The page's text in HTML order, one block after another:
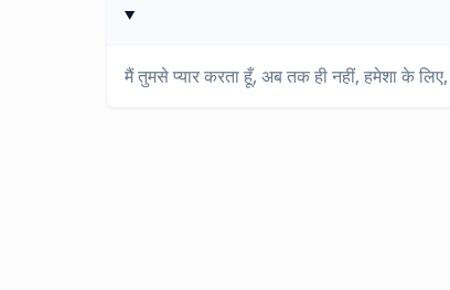
मैं तुमसे प्यार करता हूँ, अब तक ही नहीं, हमेशा के